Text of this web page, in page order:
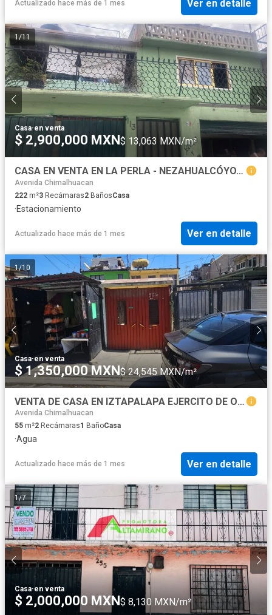
Actualizado hace más de 1 mes Ver en detalle
1 /11
Casa·en venta
$ 2,900,000 MXN$ 13,063 MXN/m²
CASA EN VENTA EN LA PERLA - NEZAHUALCÓYOTL
Avenida Chimalhuacan
222 m²3 Recámaras2 BañosCasa
·Estacionamiento
Actualizado hace más de 1 mes Ver en detalle
1/10
Casa·en venta
$ 1,350,000 MXN$ 24,545 MXN/m²
VENTA DE CASA EN IZTAPALAPA EJERCITO DE ORIENTE
Avenida Chimalhuacan
55 m²2 Recámaras1 BañoCasa
·Agua
Actualizado hace más de 1 mes Ver en detalle
1/7
Casa·en venta
$ 2,000,000 MXN$ 8,130 MXN/m²